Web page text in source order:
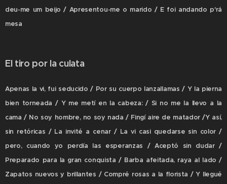
deu-me um beijo / Apresentou-me o marido / E foi andando p'rá
mesa
El tiro por la culata
Apenas la vi, fui seducido / Por su cuerpo lanzallamas / Y la pierna
bien torneada / Y me metí en la cabeza: / Si no me la llevo a la
cama / No soy hombre, no soy nada / Fingí aire de matador /Y así,
sin retóricas / La invité a cenar / La vi casi quedarse sin color /
pero, cuando yo perdía las esperanzas / Aceptó sin dudar /
Preparado para la gran conquista / Barba afeitada, raya al lado /
Zapatos nuevos y brillantes / Compré rosas a la florista / Y llegué